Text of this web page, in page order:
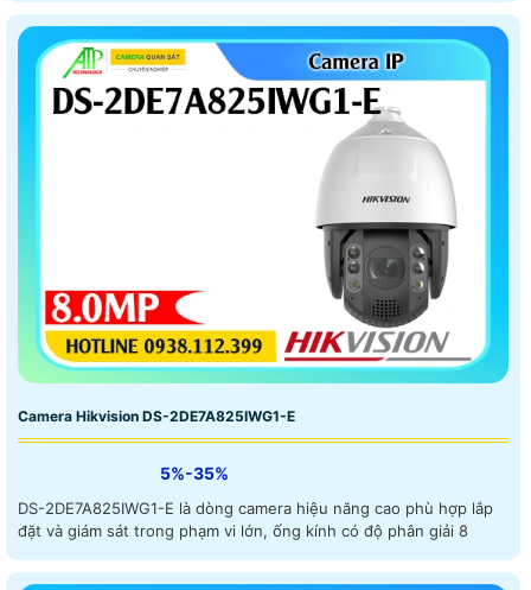
Camera Hikvision DS-2DE7A825IWG1-E
5%-35%
DS-2DE7A825IWG1-E là dòng camera hiệu năng cao phù hợp lắp
đặt và giám sát trong phạm vi lớn, ống kính có độ phân giải 8